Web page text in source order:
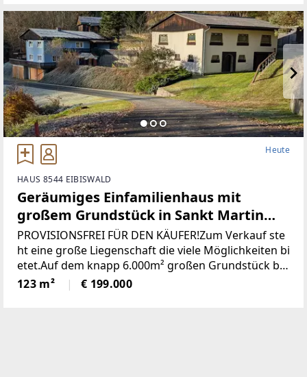
Heute
HAUS 8544 EIBISWALD
Geräumiges Einfamilienhaus mit
großem Grundstück in Sankt Martin
(Provisionsfrei)
PROVISIONSFREI FÜR DEN KÄUFER!Zum Verkauf ste
ht eine große Liegenschaft die viele Möglichkeiten bi
etet.Auf dem knapp 6.000m² großen Grundstück be
findet sich ein Wohngebäude bestehend aus derzeit
zwei getrennten Wohnungen, einem großen zweist
123 m² € 199.000